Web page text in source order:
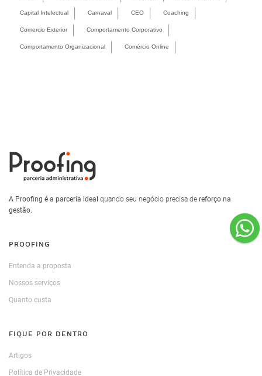
Capital Intelectual Carnaval CEO Coaching
Comercio Exterior Comportamento Corporativo
Comportamento Organizacional Comércio Online
A Proofing é a parceria ideal quando seu negócio precisa de reforço na
gestão.
PROOFING
Entenda a proposta
Nossos serviços
Quanto custa
FIQUE POR DENTRO
Artigos
Política de Privacidade